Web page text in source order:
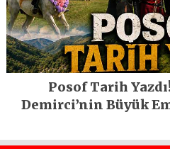
Posof Tarih
Demirci’nin Büyük